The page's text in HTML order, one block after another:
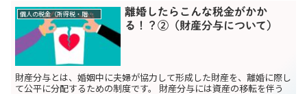
個人の税金（所得税・贈与税）
離婚したらこんな税金がかか
る！？②（財産分与について）
財産分与とは、婚姻中に夫婦が協力して形成した財産を、離婚に際し
て公平に分配するための制度です。 財産分与には資産の移転を伴う